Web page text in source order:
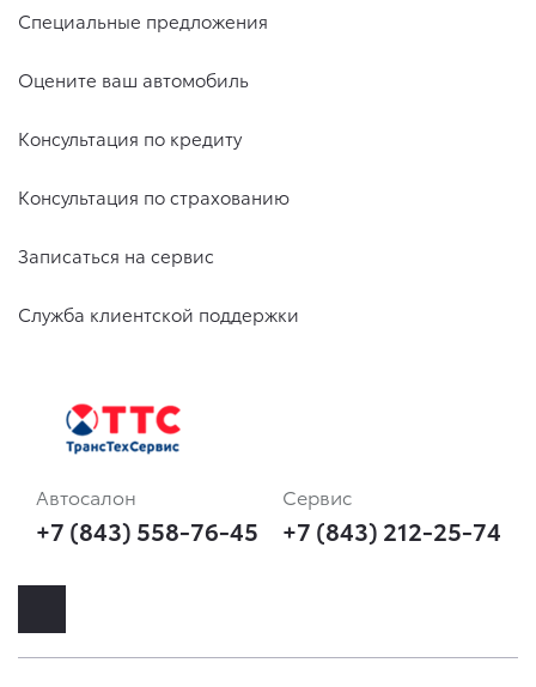
Специальные предложения
Оцените ваш автомобиль
Консультация по кредиту
Консультация по страхованию
Записаться на сервис
Служба клиентской поддержки
Автосалон
+7 (843) 558-76-45
Сервис
+7 (843) 212-25-74